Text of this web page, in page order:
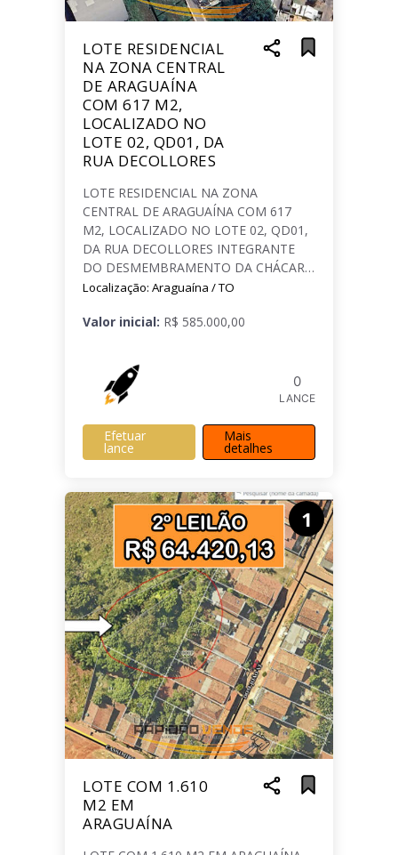
LOTE RESIDENCIAL
NA ZONA CENTRAL
DE ARAGUAÍNA
COM 617 M2,
LOCALIZADO NO
LOTE 02, QD01, DA
RUA DECOLLORES
LOTE RESIDENCIAL NA ZONA
CENTRAL DE ARAGUAÍNA COM 617
M2, LOCALIZADO NO LOTE 02, QD01,
DA RUA DECOLLORES INTEGRANTE
DO DESMEMBRAMENTO DA CHÁCARA
Nº 19.
Localização: Araguaína / TO
Valor inicial: R$ 585.000,00
0
LANCE
Efetuar
lance
Mais
detalhes
1
LOTE COM 1.610
M2 EM
ARAGUAÍNA